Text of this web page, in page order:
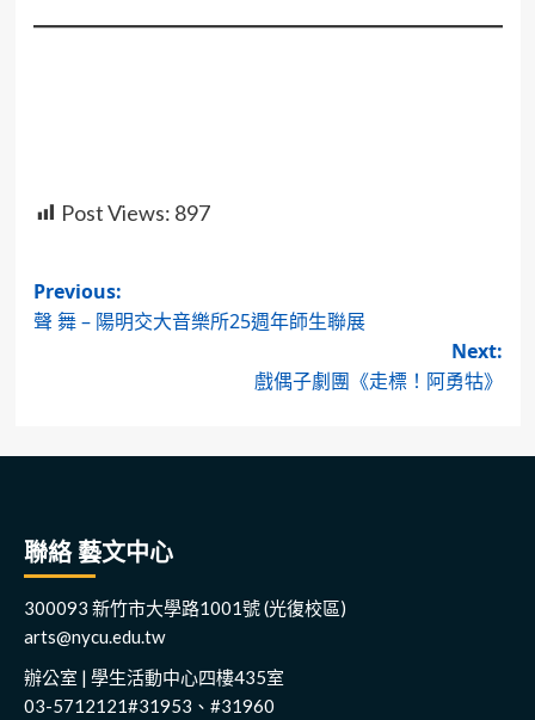
Post Views: 897
Post
navigation
Previous:
聲 舞 – ​陽明交大音樂所25週年師生聯展
Next:
戲偶子劇團《走標！阿勇牯》
聯絡 藝文中心
300093 新竹市大學路1001號 (光復校區)
arts@nycu.edu.tw
辦公室 | 學生活動中心四樓435室
03-5712121#31953、#31960